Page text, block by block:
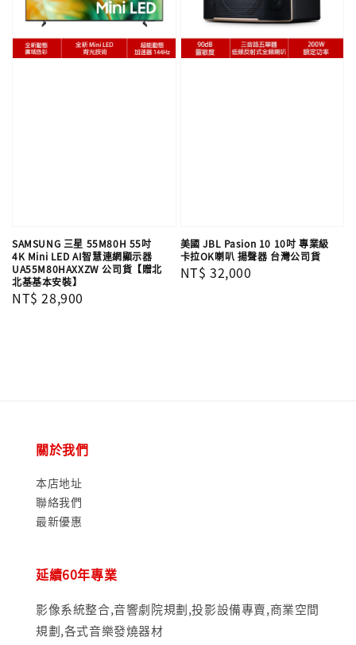
SAMSUNG 三星 55M80H 55吋
4K Mini LED AI智慧連網顯示器
UA55M80HAXXZW 公司貨【贈北
北基基本安裝】
Regular
NT$ 28,900
美國 JBL Pasion 10 10吋 專業級
卡拉OK喇叭 揚聲器 台灣公司貨
Regular
NT$ 32,000
關於我們
本店地址
聯絡我們
最新優惠
延續60年專業
影像系統整合,音響劇院規劃,投影設備專賣,商業空間
規劃,各式音樂發燒器材